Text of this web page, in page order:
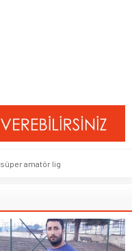
süper amatör lig